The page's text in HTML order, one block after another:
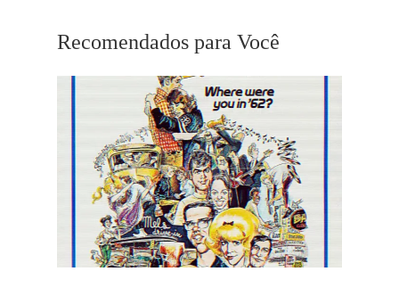
Recomendados para Você